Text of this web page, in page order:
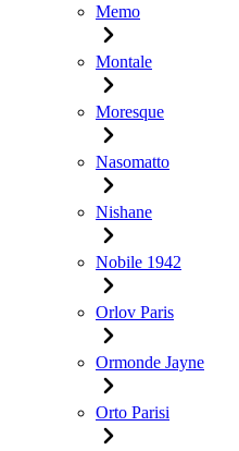
Memo
Montale
Moresque
Nasomatto
Nishane
Nobile 1942
Orlov Paris
Ormonde Jayne
Orto Parisi